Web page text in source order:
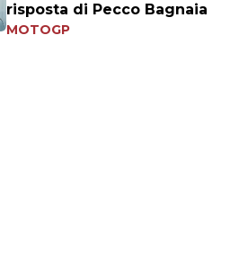
risposta di Pecco Bagnaia
MOTOGP